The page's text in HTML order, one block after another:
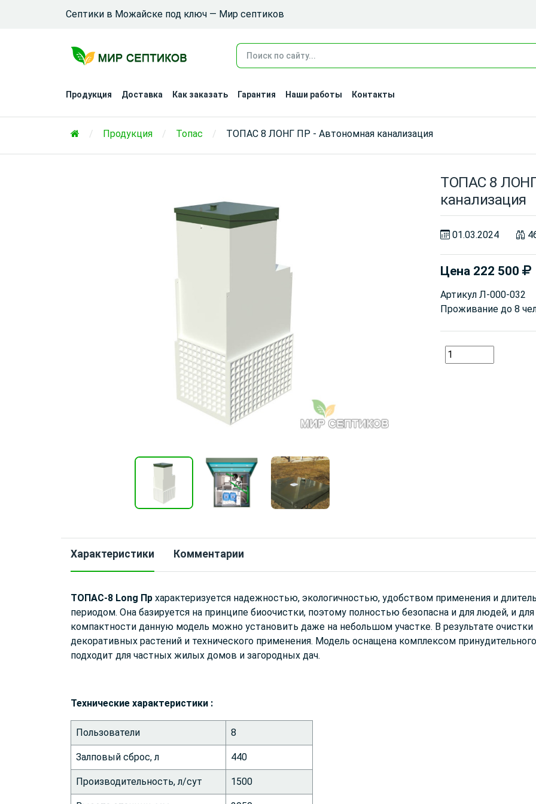
Септики в Можайске под ключ — Мир септиков
Продукция Доставка Как заказать Гарантия Наши работы Контакты
Продукция Топас ТОПАС 8 ЛОНГ ПР - Автономная канализация
ТОПАС 8
канализация
01.03.2024
Цена 222 500
Артикул Л-000-032
Проживание до 8
Характеристики Комментарии
ТОПАС-8 Long Пр характеризуется надежностью, экологичностью, удобством применения и
периодом. Она базируется на принципе биоочистки, поэтому полностью безопасна и для людей, и
компактности данную модель можно установить даже на небольшом участке. В результате очистки
декоративных растений и технического применения. Модель оснащена комплексом
подходит для частных жилых домов и загородных дач.
Технические характеристики :
Пользователи 8
Залповый сброс, л 440
Производительность, л/сут 1500